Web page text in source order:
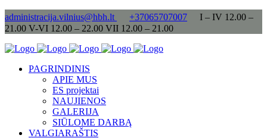
administracija.vilnius@hbh.lt +37065707007
I – IV 12.00 –
21.00 V-VI 12.00 – 22.00 VII 12.00 – 21.00
PAGRINDINIS
APIE MUS
ES projektai
NAUJIENOS
GALERIJA
SIŪLOME DARBĄ
VALGIARAŠTIS